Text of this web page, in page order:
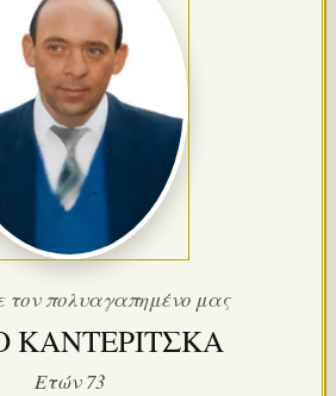
τον πολυαγαπημένο μας
ΚΑΝΤΕΡΙΤΣΚΑ
Ετών 73